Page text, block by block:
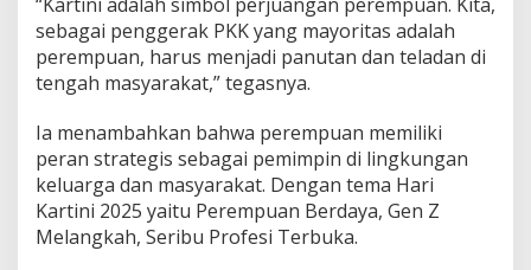
r
t
i
n
sebagai penggerak PKK yang mayoritas adalah
perempuan, harus menjadi panutan dan teladan di
tengah masyarakat,” tegasnya.
Ia menambahkan bahwa perempuan memiliki
peran strategis sebagai pemimpin di lingkungan
keluarga dan masyarakat. Dengan tema Hari
Kartini 2025 yaitu Perempuan Berdaya, Gen Z
Melangkah, Seribu Profesi Terbuka.